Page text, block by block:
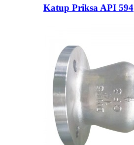
Katup Priksa API 594